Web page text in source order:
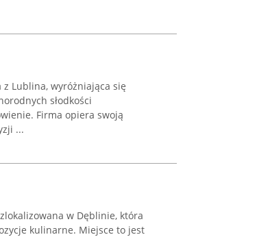
Lublina, wyróżniająca się
słodkości
Firma opiera swoją
...
w Dęblinie, która
kulinarne. Miejsce to jest